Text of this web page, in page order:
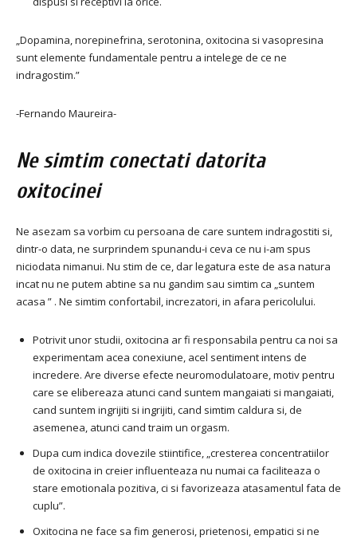
„Dopamina, norepinefrina, serotonina, oxitocina si vasopresina
sunt elemente fundamentale pentru a intelege de ce ne
indragostim.”
-Fernando Maureira-
Ne simtim conectati datorita
oxitocinei
Ne asezam sa vorbim cu persoana de care suntem indragostiti si,
dintr-o data, ne surprindem spunandu-i ceva ce nu i-am spus
niciodata nimanui. Nu stim de ce, dar legatura este de asa natura
incat nu ne putem abtine sa nu gandim sau simtim ca „suntem
acasa ” . Ne simtim confortabil, increzatori, in afara pericolului.
Potrivit unor studii, oxitocina ar fi responsabila pentru ca noi sa
experimentam acea conexiune, acel sentiment intens de
incredere. Are diverse efecte neuromodulatoare, motiv pentru
care se elibereaza atunci cand suntem mangaiati si mangaiati,
cand suntem ingrijiti si ingrijiti, cand simtim caldura si, de
asemenea, atunci cand traim un orgasm.
Dupa cum indica dovezile stiintifice, „cresterea concentratiilor
de oxitocina in creier influenteaza nu numai ca faciliteaza o
stare emotionala pozitiva, ci si favorizeaza atasamentul fata de
cuplu”.
Oxitocina ne face sa fim generosi, prietenosi, empatici si ne